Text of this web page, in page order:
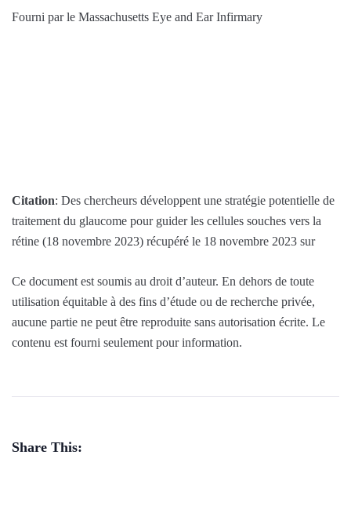
Fourni par le Massachusetts Eye and Ear Infirmary
Citation: Des chercheurs développent une stratégie potentielle de
traitement du glaucome pour guider les cellules souches vers la
rétine (18 novembre 2023) récupéré le 18 novembre 2023 sur
Ce document est soumis au droit d’auteur. En dehors de toute
utilisation équitable à des fins d’étude ou de recherche privée,
aucune partie ne peut être reproduite sans autorisation écrite. Le
contenu est fourni seulement pour information.
Share This: